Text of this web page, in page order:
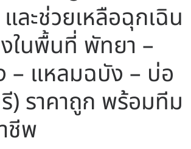
ละช่วยเหลือฉุกเฉิน
ในพื้นที่ พัทยา –
– แหลมฉบัง – บ่อ
) ราคาถูก พร้อมทีม
ชีพ